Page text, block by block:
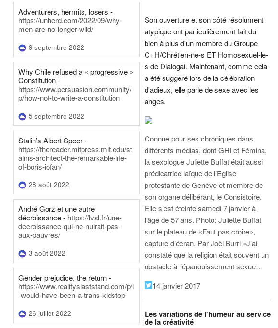
Adventurers, hermits, losers -
https://unherd.com/2022/09/why-
men-are-no-longer-wild/
9 septembre 2022
Why Chile refused a « progressive »
Constitution -
https://www.persuasion.community/
p/how-not-to-write-a-constitution
5 septembre 2022
Stalin’s Albert Speer -
https://thereader.mitpress.mit.edu/st
alins-architect-the-remarkable-life-
of-boris-iofan/
28 août 2022
André Gorz et une autre
décroissance - https://lvsl.fr/une-
decroissance-qui-ne-nuirait-pas-
aux-pauvres/
3 août 2022
Gender prejudice, the return -
https://www.realityslaststand.com/p/i
-would-have-been-a-trans-kidstop
26 juillet 2022
Son ouverture et son côté résolument
atypique ont particulièrement fait du
bien à plus d'un membre du Groupe
C+H/Chrétien-ne-s ET Homosexuel-le-
s de Dialogai. Maintenant, comme cela
a été suggéré lors de la célébration
d'adieux, elle parle de sexe avec les
anges.
Connue pour ses chroniques dans
différents médias, dont GHI et Fémina,
la sexologue Juliette Buffat était aussi
prédicatrice laïque de l’Eglise
protestante de Genève et membre de
son organe délibérant, le Consistoire.
Elle s’est éteinte samedi 7 janvier à
l’âge de 57 ans. Photo: Juliette Buffat
sur le plateau de «Faut pas croire»,
capture d’écran. Par Joël Burri «J’ai
constaté que la religion était souvent un
obstacle à l’épanouissement sexue…
14 janvier 2017
Les variations de l'humeur au service
de la créativité